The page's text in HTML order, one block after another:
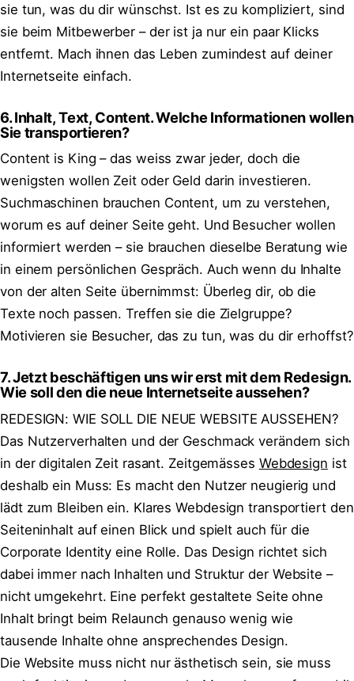
sie tun, was du dir wünschst. Ist es zu kompliziert, sind
sie beim Mitbewerber – der ist ja nur ein paar Klicks
entfernt. Mach ihnen das Leben zumindest auf deiner
Internetseite einfach.
6. Inhalt, Text, Content. Welche Informationen wollen
Sie transportieren?
Content is King – das weiss zwar jeder, doch die
wenigsten wollen Zeit oder Geld darin investieren.
Suchmaschinen brauchen Content, um zu verstehen,
worum es auf deiner Seite geht. Und Besucher wollen
informiert werden – sie brauchen dieselbe Beratung wie
in einem persönlichen Gespräch. Auch wenn du Inhalte
von der alten Seite übernimmst: Überleg dir, ob die
Texte noch passen. Treffen sie die Zielgruppe?
Motivieren sie Besucher, das zu tun, was du dir erhoffst?
7. Jetzt beschäftigen uns wir erst mit dem Redesign.
Wie soll den die neue Internetseite aussehen?
REDESIGN: WIE SOLL DIE NEUE WEBSITE AUSSEHEN?
Das Nutzerverhalten und der Geschmack verändern sich
in der digitalen Zeit rasant. Zeitgemässes Webdesign ist
deshalb ein Muss: Es macht den Nutzer neugierig und
lädt zum Bleiben ein. Klares Webdesign transportiert den
Seiteninhalt auf einen Blick und spielt auch für die
Corporate Identity eine Rolle. Das Design richtet sich
dabei immer nach Inhalten und Struktur der Website –
nicht umgekehrt. Eine perfekt gestaltete Seite ohne
Inhalt bringt beim Relaunch genauso wenig wie
tausende Inhalte ohne ansprechendes Design.
Die Website muss nicht nur ästhetisch sein, sie muss